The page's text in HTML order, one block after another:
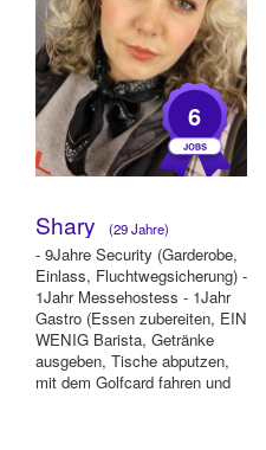
6
Shary (29 Jahre)
- 9Jahre Security (Garderobe,
Einlass, Fluchtwegsicherung) -
1Jahr Messehostess - 1Jahr
Gastro (Essen zubereiten, EIN
WENIG Barista, Getränke
ausgeben, Tische abputzen,
mit dem Golfcard fahren und